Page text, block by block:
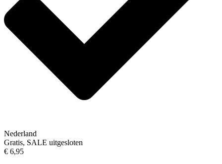
Nederland
Gratis, SALE uitgesloten
€ 6,95